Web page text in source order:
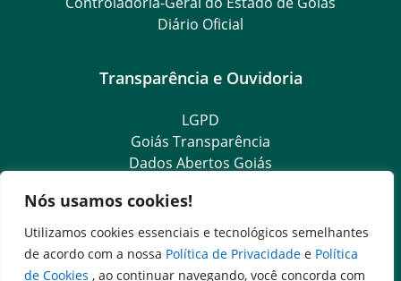
Nós usamos cookies!
Utilizamos cookies essenciais e tecnológicos semelhantes
de acordo com a nossa Política de Privacidade e Política
de Cookies , ao continuar navegando, você concorda com
Diário Oficial
Transparência e Ouvidoria
LGPD
Goiás Transparência
Dados Abertos Goiás
SIC – Serviço de Informação ao Cidadão
Ouvidoria Setorial (Expresso)
Ouvidoria Setorial (Presencial)